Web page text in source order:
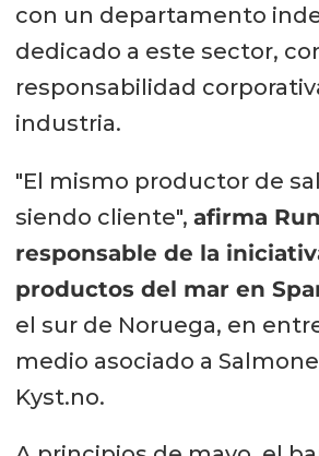
con un departamento
dedicado a este sector,
responsabilidad
industria.
"El mismo productor de
siendo cliente", afirma
responsable de la
productos del mar en
el sur de Noruega, en
medio asociado a
Kyst.no.